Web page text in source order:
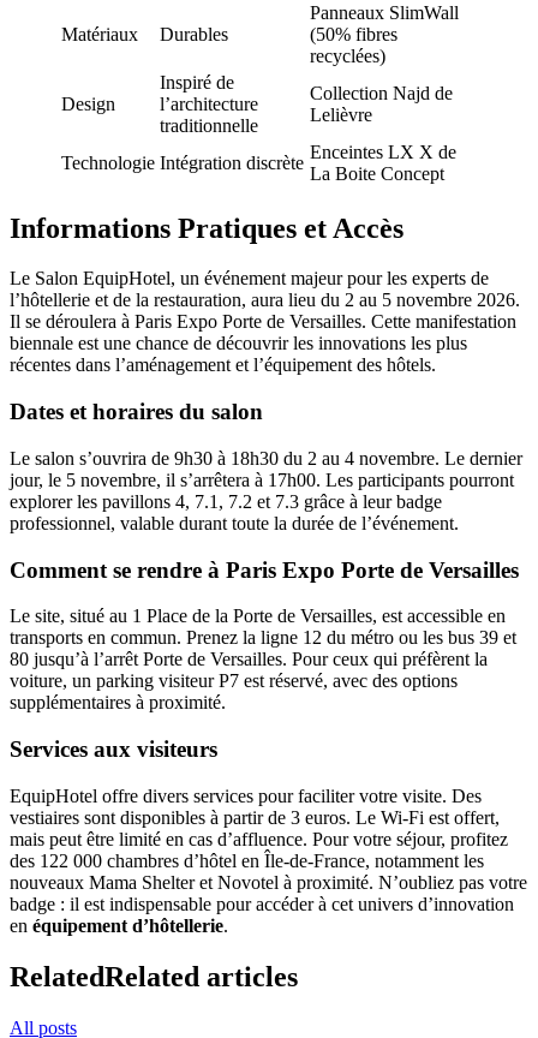
Matériaux Durables
Panneaux SlimWall
(50% fibres
recyclées)
Design
Inspiré de
l’architecture
traditionnelle
Collection Najd de
Lelièvre
Technologie Intégration discrète
Enceintes LX X de
La Boite Concept
Informations Pratiques et Accès
Le Salon EquipHotel, un événement majeur pour les experts de
l’hôtellerie et de la restauration, aura lieu du 2 au 5 novembre 2026.
Il se déroulera à Paris Expo Porte de Versailles. Cette manifestation
biennale est une chance de découvrir les innovations les plus
récentes dans l’aménagement et l’équipement des hôtels.
Dates et horaires du salon
Le salon s’ouvrira de 9h30 à 18h30 du 2 au 4 novembre. Le dernier
jour, le 5 novembre, il s’arrêtera à 17h00. Les participants pourront
explorer les pavillons 4, 7.1, 7.2 et 7.3 grâce à leur badge
professionnel, valable durant toute la durée de l’événement.
Comment se rendre à Paris Expo Porte de Versailles
Le site, situé au 1 Place de la Porte de Versailles, est accessible en
transports en commun. Prenez la ligne 12 du métro ou les bus 39 et
80 jusqu’à l’arrêt Porte de Versailles. Pour ceux qui préfèrent la
voiture, un parking visiteur P7 est réservé, avec des options
supplémentaires à proximité.
Services aux visiteurs
EquipHotel offre divers services pour faciliter votre visite. Des
vestiaires sont disponibles à partir de 3 euros. Le Wi-Fi est offert,
mais peut être limité en cas d’affluence. Pour votre séjour, profitez
des 122 000 chambres d’hôtel en Île-de-France, notamment les
nouveaux Mama Shelter et Novotel à proximité. N’oubliez pas votre
badge : il est indispensable pour accéder à cet univers d’innovation
en équipement d’hôtellerie.
RelatedRelated articles
All posts